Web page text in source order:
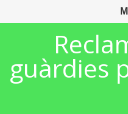
guàrdies